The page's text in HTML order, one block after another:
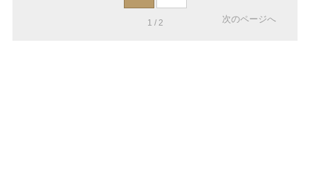
1 / 2 次のページへ